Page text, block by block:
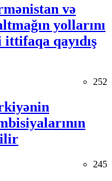
və
yollarını
qayıdış
252
245